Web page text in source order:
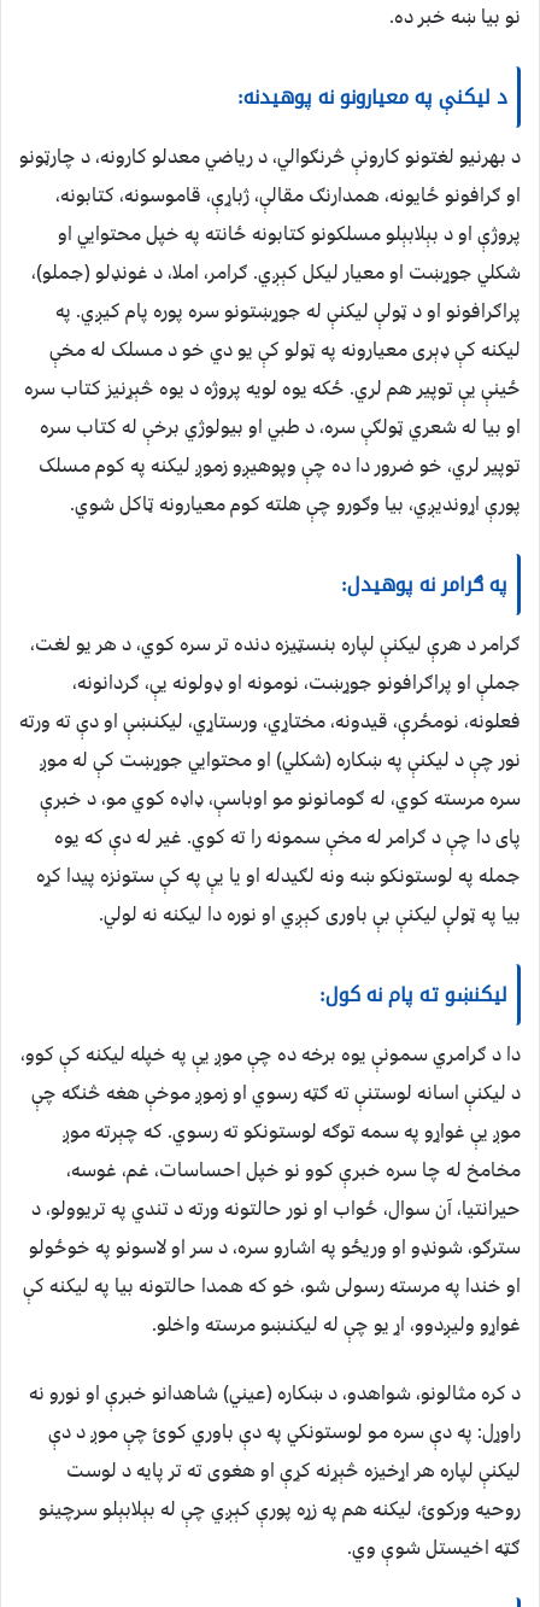
نو بیا ښه خبر ده.
د لیکنې په معیارونو نه پوهیدنه:
د بهرنیو لغتونو کارونې څرنګوالي، د ریاضي معدلو کارونه، د چارټونو
او ګرافونو ځایونه، همدارنګ مقالې، ژباړې، قاموسونه، کتابونه،
پروژې او د بېلابېلو مسلکونو کتابونه ځانته په خپل محتوایي او
شکلي جوړښت او معیار لیکل کېږي. ګرامر، املا، د غونډلو (جملو)،
پراګرافونو او د ټولې لیکنې له جوړښتونو سره پوره پام کيږي. په
لیکنه کې ډېری معیارونه په ټولو کې یو دي خو د مسلک له مخې
ځينې یې توپیر هم لري. ځکه یوه لویه پروژه د یوه څېړنیز کتاب سره
او بیا له شعري ټولګې سره، د طبي او بیولوژي برخې له کتاب سره
توپير لري، خو ضرور دا ده چې وپوهیږو زموږ لیکنه په کوم مسلک
پورې اړوندیږي، بیا وګورو چې هلته کوم معیارونه ټاکل شوي.
په ګرامر نه پوهیدل:
ګرامر د هرې لیکنې لپاره بنسټیزه دنده تر سره کوي، د هر یو لغت،
جملې او پراګرافونو جوړښت، نومونه او ډولونه یې، ګردانونه،
فعلونه، نومځرې، قیدونه، مختاړي، ورستاړي، لیکنښې او دې ته ورته
نور چې د لیکنې په ښکاره (شکلي) او محتوایي جوړښت کې له موږ
سره مرسته کوي، له ګومانونو مو اوباسې، ډاډه کوي مو، د خبرې
پای دا چې د ګرامر له مخې سمونه را ته کوي. غیر له دې که یوه
جمله په لوستونکو ښه ونه لګیدله او یا یې په کې ستونزه پیدا کړه
بیا په ټولې لیکنې بې باوری کېږي او نوره دا لیکنه نه لولي.
لیکنښو ته پام نه کول:
دا د ګرامري سمونې یوه برخه ده چې موږ یې په خپله لیکنه کې کوو،
د لیکنې اسانه لوستنې ته ګټه رسوي او زموږ موخې هغه څنګه چې
موږ یې غواړو په سمه توګه لوستونکو ته رسوي. که چېرته موږ
مخامخ له چا سره خبرې کوو نو خپل احساسات، غم، غوسه،
حیرانتیا، آن سوال، ځواب او نور حالتونه ورته د تندي په تریوولو، د
سترګو، شونډو او وریځو په اشارو سره، د سر او لاسونو په خوځولو
او خندا په مرسته رسولی شو، خو که همدا حالتونه بیا په لیکنه کې
غواړو ولیږدوو، اړ یو چې له لیکنښو مرسته واخلو.
د کره مثالونو، شواهدو، د ښکاره (عیني) شاهدانو خبرې او نورو نه
راوړل: په دې سره مو لوستونکي په دې باوري کوئ چې موږ د دې
لیکنې لپاره هر اړخیزه څېړنه کړې او هغوی ته تر پایه د لوست
روحیه ورکوئ، لیکنه هم په زړه پورې کېږي چې له بېلابېلو سرچینو
ګټه اخیستل شوې وي.